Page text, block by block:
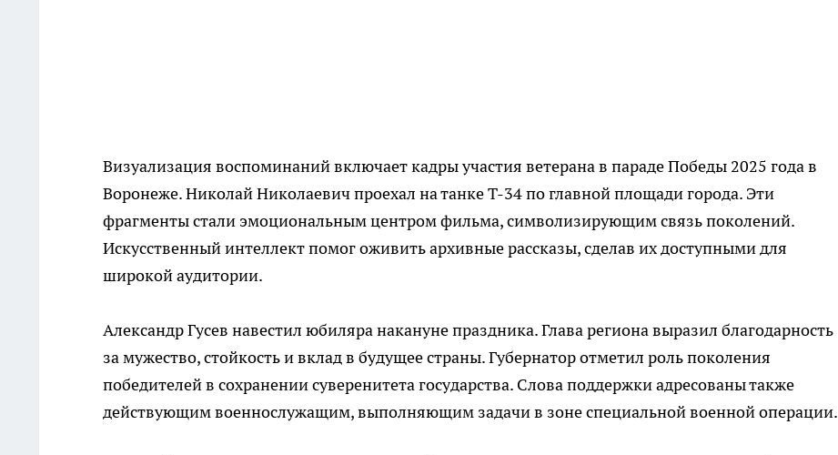
Визуализация воспоминаний включает кадры участия ветерана в параде Победы 2025 года в
Воронеже. Николай Николаевич проехал на танке Т-34 по главной площади города. Эти
фрагменты стали эмоциональным центром фильма, символизирующим связь поколений.
Искусственный интеллект помог оживить архивные рассказы, сделав их доступными для
широкой аудитории.
Александр Гусев навестил юбиляра накануне праздника. Глава региона выразил благодарность
за мужество, стойкость и вклад в будущее страны. Губернатор отметил роль поколения
победителей в сохранении суверенитета государства. Слова поддержки адресованы также
действующим военнослужащим, выполняющим задачи в зоне специальной военной операции.